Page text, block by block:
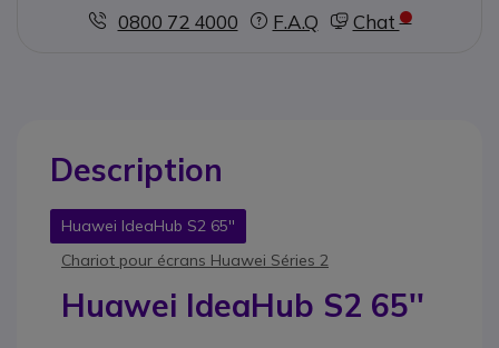
0800 72 4000
F.A.Q Chat
Description
Huawei IdeaHub S2 65''
Chariot pour écrans Huawei Séries 2
Huawei IdeaHub S2 65''